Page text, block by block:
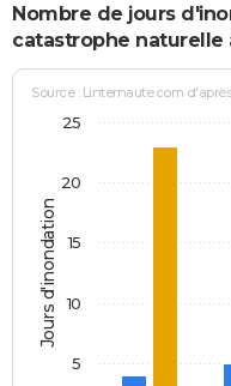
Nombre de jours
catastrophe naturelle
Jours d'inondation
Source : Linternaute.com
5
10
15
20
25